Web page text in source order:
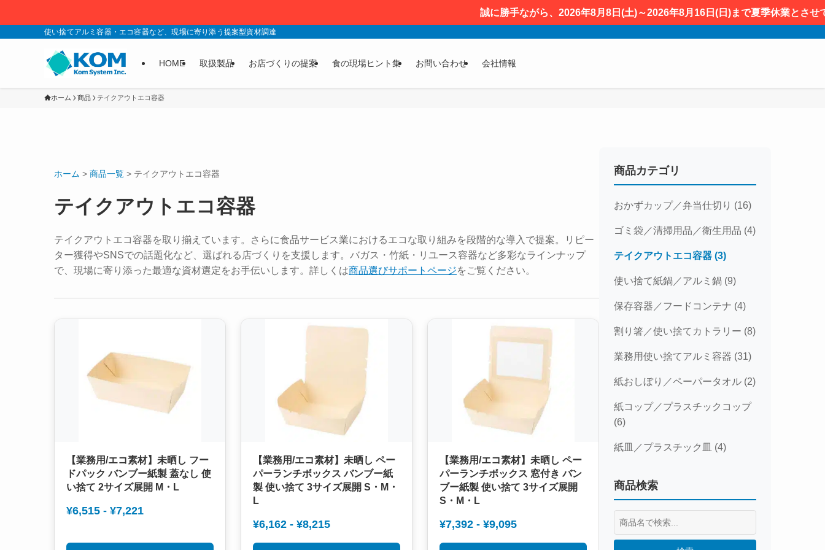
誠に勝手ながら、2026年8月8日(土)～2026年8月16日(日)まで夏季休業とさせて
使い捨てアルミ容器・エコ容器など、現場に寄り添う提案型資材調達
HOME 取扱製品 お店づくりの提案 食の現場ヒント集 お問い合わせ 会社情報
ホーム 商品 テイクアウトエコ容器
ホーム > 商品一覧 > テイクアウトエコ容器
テイクアウトエコ容器
テイクアウトエコ容器を取り揃えています。さらに食品サービス業におけるエコな取り組みを段階的な導入で提案。リピー
ター獲得やSNSでの話題化など、選ばれる店づくりを支援します。バガス・竹紙・リユース容器など多彩なラインナップ
で、現場に寄り添った最適な資材選定をお手伝いします。詳しくは商品選びサポートページをご覧ください。
【業務用/エコ素材】未晒し フー
ドパック バンブー紙製 蓋なし 使
い捨て 2サイズ展開 M・L
¥6,515 - ¥7,221
【業務用/エコ素材】未晒し ペー
パーランチボックス バンブー紙
製 使い捨て 3サイズ展開 S・M・
L
¥6,162 - ¥8,215
【業務用/エコ素材】未晒し ペー
パーランチボックス 窓付き バン
ブー紙製 使い捨て 3サイズ展開
S・M・L
¥7,392 - ¥9,095
商品カテゴリ
おかずカップ／弁当仕切り (16)
ゴミ袋／清掃用品／衛生用品 (4)
テイクアウトエコ容器 (3)
使い捨て紙鍋／アルミ鍋 (9)
保存容器／フードコンテナ (4)
割り箸／使い捨てカトラリー (8)
業務用使い捨てアルミ容器 (31)
紙おしぼり／ペーパータオル (2)
紙コップ／プラスチックコップ
(6)
紙皿／プラスチック皿 (4)
商品検索